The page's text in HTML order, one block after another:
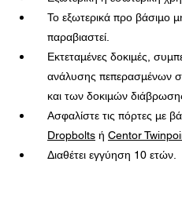
Το εξωτερικά προ βάσιμο
παραβιαστεί.
Εκτεταμένες δοκιμές,
ανάλυσης πεπερασμένων
και των δοκιμών
Ασφαλίστε τις πόρτες με
Dropbolts ή Centor
Διαθέτει εγγύηση 10 ετών.
δεδομένων στα παραπάνω
πλησιέστερο Έμπορο
υπάλληλο της Centor, ο
για τους σκοπούς του
Η χρήση των προσωπικών
σύμφωνη με όλες τις